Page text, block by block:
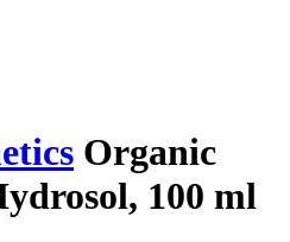
Organic
100 ml